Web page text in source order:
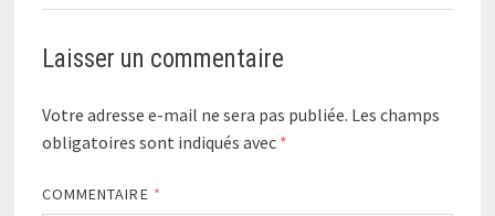
Laisser un commentaire
Votre adresse e-mail ne sera pas publiée. Les champs
obligatoires sont indiqués avec *
COMMENTAIRE *